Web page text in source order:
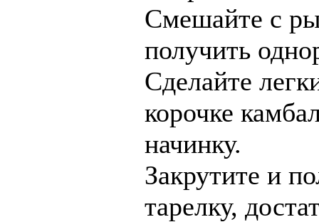
Смешайте с
получить
Сделайте
корочке
начинку.
Закрутите и
тарелку,